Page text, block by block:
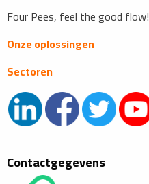
Four Pees, feel the good flow!
Onze oplossingen
Sectoren
Contactgegevens